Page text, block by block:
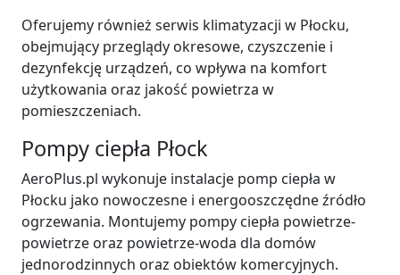
Oferujemy również serwis klimatyzacji w Płocku,
obejmujący przeglądy okresowe, czyszczenie i
dezynfekcję urządzeń, co wpływa na komfort
użytkowania oraz jakość powietrza w
pomieszczeniach.
Pompy ciepła Płock
AeroPlus.pl wykonuje instalacje pomp ciepła w
Płocku jako nowoczesne i energooszczędne źródło
ogrzewania. Montujemy pompy ciepła powietrze-
powietrze oraz powietrze-woda dla domów
jednorodzinnych oraz obiektów komercyjnych.